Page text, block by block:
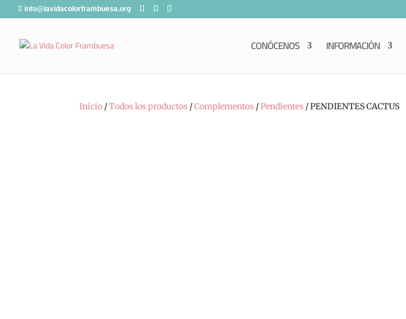
info@lavidacolorframbuesa.org
CONÓCENOS INFORMACIÓN
Inicio /Todos los productos /Complementos /Pendientes / PENDIENTES CACTUS